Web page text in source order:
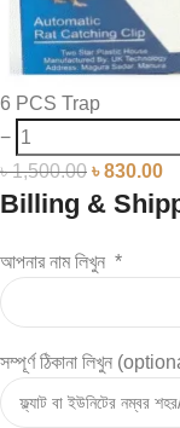
6 PCS Trap
−
৳1,500.00 ৳830.00
Billing &
আপনার নাম লিখুন *
সম্পূর্ণ ঠিকানা লিখুন